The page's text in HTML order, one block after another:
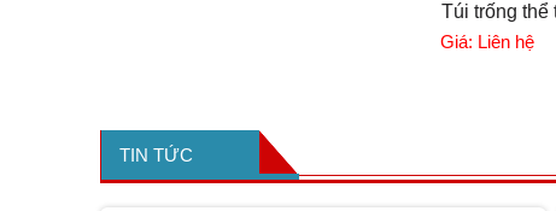
Túi trống thể
Giá: Liên hệ
TIN TỨC